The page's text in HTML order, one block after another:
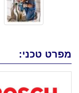
מפרט טכני: